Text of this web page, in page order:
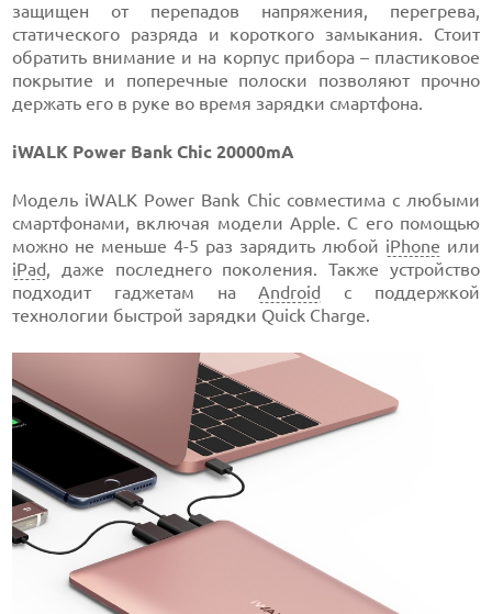
защищен от перепадов напряжения, перегрева,
статического разряда и короткого замыкания. Стоит
обратить внимание и на корпус прибора – пластиковое
покрытие и поперечные полоски позволяют прочно
держать его в руке во время зарядки смартфона.
iWALK Power Bank Chic 20000mA
Модель iWALK Power Bank Chic совместима с любыми
смартфонами, включая модели Apple. С его помощью
можно не меньше 4-5 раз зарядить любой iPhone или
iPad, даже последнего поколения. Также устройство
подходит гаджетам наAndroid с поддержкой
технологии быстрой зарядки Quick Charge.